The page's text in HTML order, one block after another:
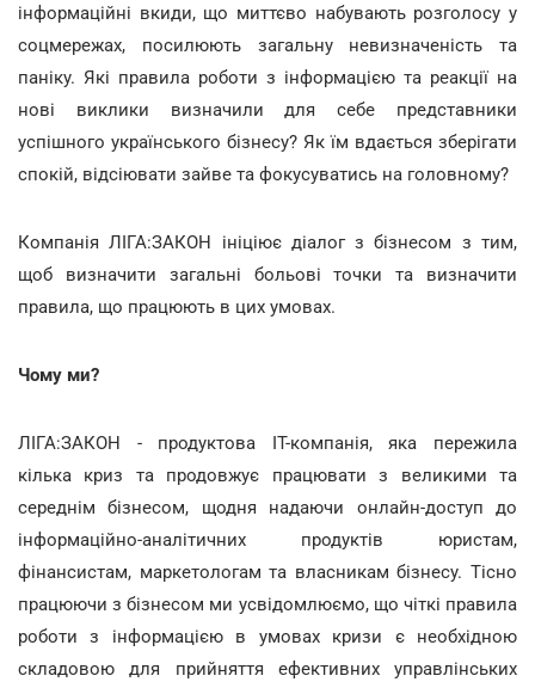
інформаційні вкиди, що миттєво набувають розголосу у
соцмережах, посилюють загальну невизначеність та
паніку. Які правила роботи з інформацією та реакції на
нові виклики визначили для себе представники
успішного українського бізнесу? Як їм вдається зберігати
спокій, відсіювати зайве та фокусуватись на головному?
Компанія ЛІГА:ЗАКОН ініціює діалог з бізнесом з тим,
щоб визначити загальні больові точки та визначити
правила, що працюють в цих умовах.
Чому ми?
ЛІГА:ЗАКОН - продуктова ІТ-компанія, яка пережила
кілька криз та продовжує працювати з великими та
середнім бізнесом, щодня надаючи онлайн-доступ до
інформаційно-аналітичних продуктів юристам,
фінансистам, маркетологам та власникам бізнесу. Тісно
працюючи з бізнесом ми усвідомлюємо, що чіткі правила
роботи з інформацією в умовах кризи є необхідною
складовою для прийняття ефективних управлінських